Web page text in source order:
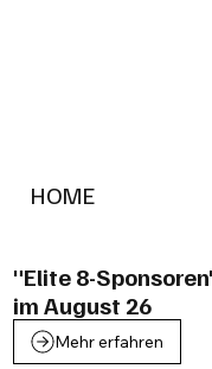
HOME
"Elite 8-
im August 26
Mehr erfahren